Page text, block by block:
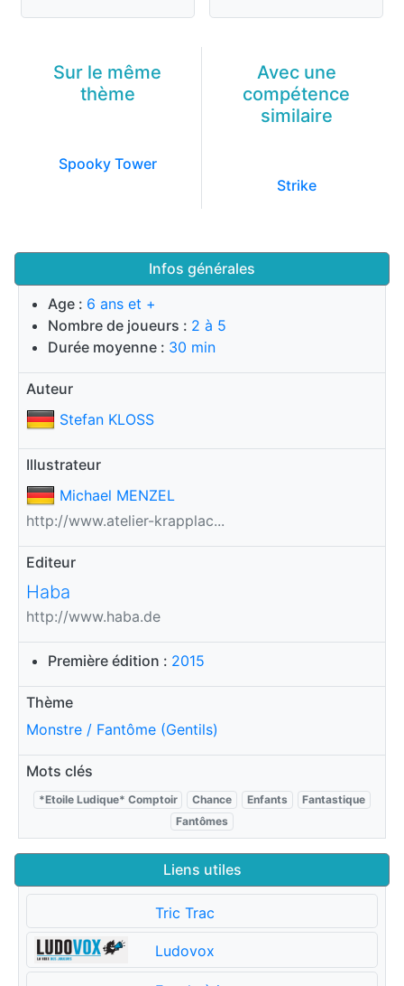
Infos générales
Age : 6 ans et +
Nombre de joueurs : 2 à 5
Durée moyenne : 30 min
Auteur
Stefan KLOSS
Illustrateur
Michael MENZEL
http://www.atelier-krapplac...
Editeur
Haba
http://www.haba.de
Première édition : 2015
Thème
Monstre / Fantôme (Gentils)
Mots clés
*Etoile Ludique* Comptoir Chance Enfants
Fantastique
Fantômes
Liens utiles
Tric Trac
Ludovox
Sur le même
thème
Spooky Tower
Avec une
compétence
similaire
Strike